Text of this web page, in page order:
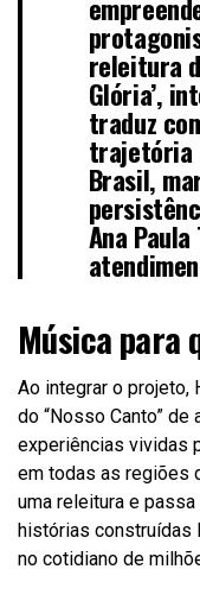
releitura
Glória’,
traduz
trajetória
Brasil,
Ana
Música para
Ao integrar o projeto,
do “Nosso Canto”
experiências vividas
em todas as regiões
uma releitura e
histórias construídas
no cotidiano de